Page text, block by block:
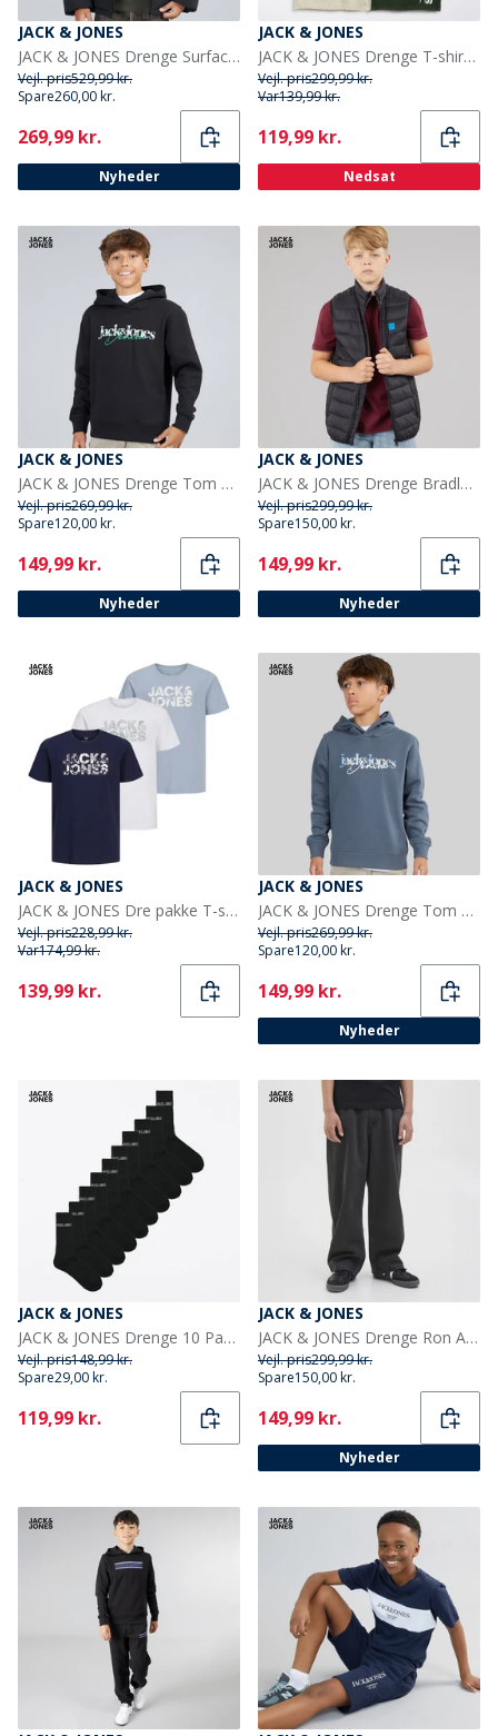
JACK & JONES
JACK & JONES Drenge Surface Puffer Jakke Sort
Vejl. pris529,99 kr.
Spare260,00 kr.
Current
269,99 kr.
Nyheder
JACK & JONES
JACK & JONES Drenge T-shirts Jason 3-pak Sort
Vejl. pris299,99 kr.
Var139,99 kr.
Current
119,99 kr.
Nedsat
JACK & JONES
JACK & JONES Drenge Tom Hættetrøje Sort
Vejl. pris269,99 kr.
Spare120,00 kr.
Current
149,99 kr.
Nyheder
JACK & JONES
JACK & JONES Drenge Bradley Let Varmvest Sort
Vejl. pris299,99 kr.
Spare150,00 kr.
Current
149,99 kr.
Nyheder
JACK & JONES
JACK & JONES Dre pakke T-shirts med blomsterprint til Drenge Hvid/Ashley Blå/Marineblå
Vejl. pris228,99 kr.
Var174,99 kr.
Current
139,99 kr.
JACK & JONES
JACK & JONES Drenge Tom Hættetrøje Turbulence
Vejl. pris269,99 kr.
Spare120,00 kr.
Current
149,99 kr.
Nyheder
JACK & JONES
JACK & JONES Drenge 10 Par Regn Tennissokker Sorte
Vejl. pris148,99 kr.
Spare29,00 kr.
Current
119,99 kr.
JACK & JONES
JACK & JONES Drenge Ron Akm 823 Jeans Black Denim
Vejl. pris299,99 kr.
Spare150,00 kr.
Current
149,99 kr.
Nyheder